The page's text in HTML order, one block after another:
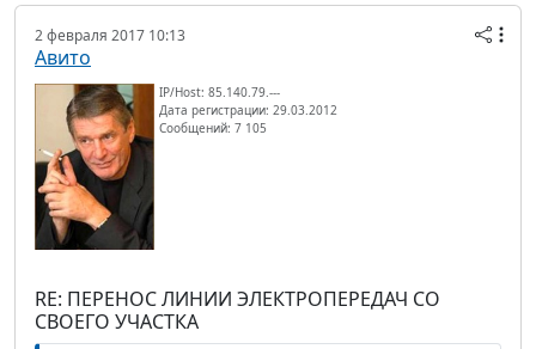
2 февраля 2017 10:13
Авито
IP/Host: 85.140.79.---
Дата регистрации: 29.03.2012
Сообщений: 7 105
RE: ПЕРЕНОС ЛИНИИ ЭЛЕКТРОПЕРЕДАЧ СО
СВОЕГО УЧАСТКА